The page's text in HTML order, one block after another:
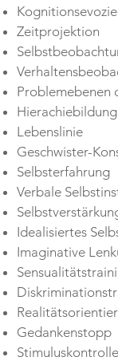
Zeitprojektion
Problemebenen
Hierachiebildung
Lebenslinie
Geschwister-
Selbsterfahrung
Verbale
Idealisiertes
Imaginative
Gedankenstopp
Stimuluskontrolle